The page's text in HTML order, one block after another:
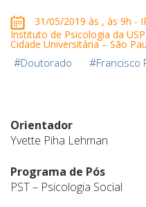
31/05/2019 às , às 9h -
Instituto de Psicologia da
Cidade Universitária – São
#Doutorado #Francisco
Orientador
Yvette Piha Lehman
Programa de Pós
PST – Psicologia Social